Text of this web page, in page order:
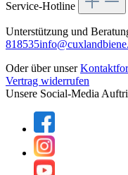
Service-Hotline
Unterstützung und
818535
Oder über unser
Vertrag widerrufen
Unsere Social-Media